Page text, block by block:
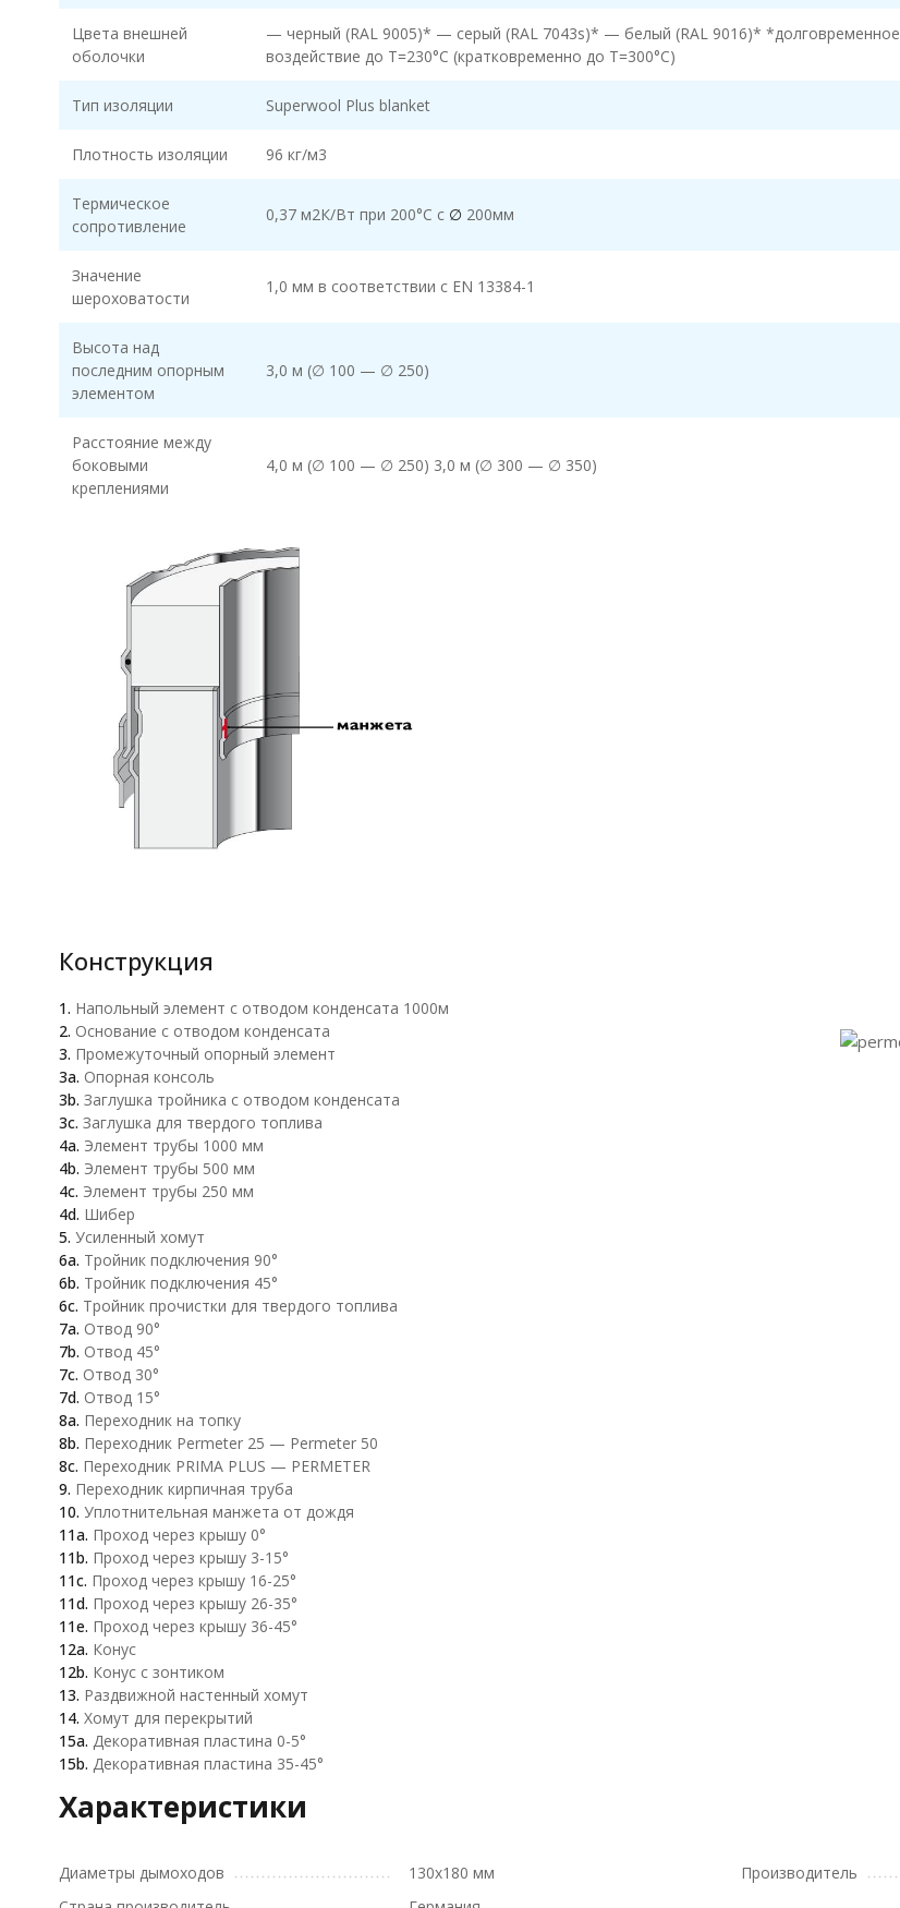
Цвета внешней
оболочки
— черный (RAL 9005)* — серый (RAL 7043s)* — белый (RAL 9016)* *долговременное
воздействие до T=230°C (кратковременно до T=300°C)
Тип изоляции Superwool Plus blanket
Плотность изоляции 96 кг/м3
Термическое
сопротивление
0,37 м2К/Вт при 200°С с ∅ 200мм
Значение
шероховатости
1,0 мм в соответствии с EN 13384-1
Высота над
последним опорным
элементом
3,0 м (∅ 100 — ∅ 250)
Расстояние между
боковыми
креплениями
4,0 м (∅ 100 — ∅ 250) 3,0 м (∅ 300 — ∅ 350)
Конструкция
1. Напольный элемент с отводом конденсата 1000м
2. Основание с отводом конденсата
3. Промежуточный опорный элемент
3а. Опорная консоль
3b. Заглушка тройника с отводом конденсата
3c. Заглушка для твердого топлива
4a. Элемент трубы 1000 мм
4b. Элемент трубы 500 мм
4c. Элемент трубы 250 мм
4d. Шибер
5. Усиленный хомут
6a. Тройник подключения 90°
6b. Тройник подключения 45°
6c. Тройник прочистки для твердого топлива
7a. Отвод 90°
7b. Отвод 45°
7c. Отвод 30°
7d. Отвод 15°
8a. Переходник на топку
8b. Переходник Permeter 25 — Permeter 50
8c. Переходник PRIMA PLUS — PERMETER
9. Переходник кирпичная труба
10. Уплотнительная манжета от дождя
11a. Проход через крышу 0°
11b. Проход через крышу 3-15°
11c. Проход через крышу 16-25°
11d. Проход через крышу 26-35°
11e. Проход через крышу 36-45°
12a. Конус
12b. Конус с зонтиком
13. Раздвижной настенный хомут
14. Хомут для перекрытий
15a. Декоративная пластина 0-5°
15b. Декоративная пластина 35-45°
Характеристики
Диаметры дымоходов
130х180 мм
Производитель